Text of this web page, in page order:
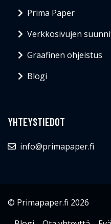
Prima Paper
Verkkosivujen
Graafinen ohjeistus
Blogi
YHTEYSTIEDOT
info@primapaper.fi
© Primapaper.fi 2026